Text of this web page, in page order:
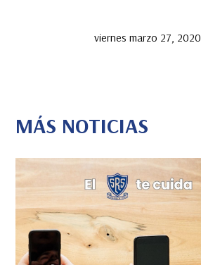
viernes marzo 27, 2020
MÁS NOTICIAS